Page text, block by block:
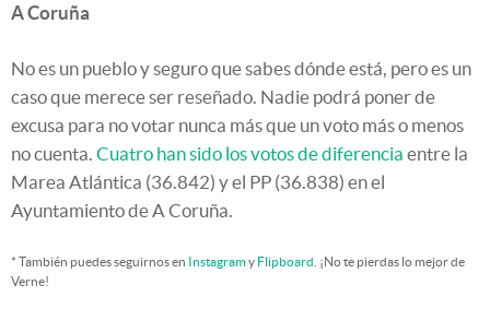
A Coruña
No es un pueblo y seguro que sabes dónde está, pero es un
caso que merece ser reseñado. Nadie podrá poner de
excusa para no votar nunca más que un voto más o menos
no cuenta. Cuatro han sido los votos de diferencia entre la
Marea Atlántica (36.842) y el PP (36.838) en el
Ayuntamiento de A Coruña.
* También puedes seguirnos en Instagramy Flipboard . ¡No te pierdas lo mejor de
Verne!